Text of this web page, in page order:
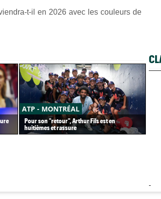
t-il en 2026 avec les couleurs de
ATP - MONTRÉAL
Pour son "retour", Arthur Fils est en
huitièmes et rassure
-